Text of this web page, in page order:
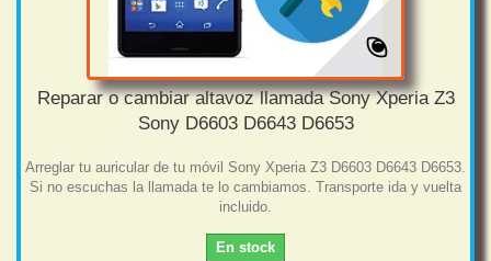
Reparar o cambiar altavoz llamada Sony Xperia Z3
Sony D6603 D6643 D6653
Arreglar tu auricular de tu móvil Sony Xperia Z3 D6603 D6643 D6653.
Si no escuchas la llamada te lo cambiamos. Transporte ida y vuelta
incluido.
En stock